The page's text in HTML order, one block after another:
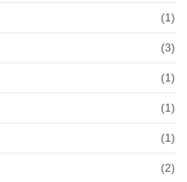
(1)
(3)
(1)
(1)
(1)
(2)